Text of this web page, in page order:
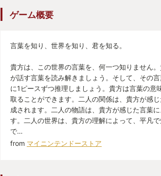
自分なりの辞書と、
自分なりのストーリーが出来上がってい
“貴方が感じ、受け取ったすべての物語
と、制作者サイドの言葉にあります。
自分なりに紡いだ物語を否定されないこ
温かみと心地良さを感じました。
落ち着いた美しいBGMと、
オールドデザインのグラフィックも
ゲーム概要
言葉を知り、世界を知り、君を知る。
貴方は、この世界の言葉を、何一つ知りません
が話す言葉を読み解きましょう。そして、その
に1ピースずつ推理しましょう。貴方は言葉の意
取ることができます。二人の関係は、貴方が感
成されます。二人の物語は、貴方が感じた言葉
す。二人の世界は、貴方の理解によって、平凡
で…
from マイニンテンドーストア